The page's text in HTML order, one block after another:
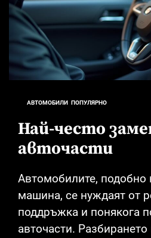
АВТОМОБИЛИ ПОПУЛЯРНО
Най-често
авточасти
Автомобилите, подобно
машина, се нуждаят от
поддръжка и понякога
авточасти. Разбирането